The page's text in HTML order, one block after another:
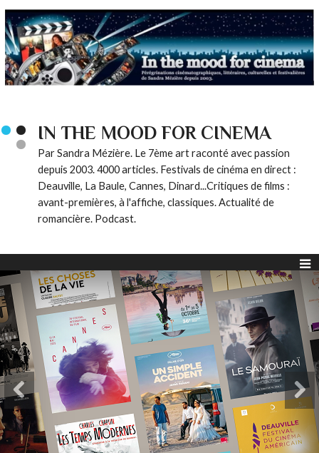
IN THE MOOD FOR CINEMA
Par Sandra Mézière. Le 7ème art raconté avec passion
depuis 2003. 4000 articles. Festivals de cinéma en direct :
Deauville, La Baule, Cannes, Dinard...Critiques de films :
avant-premières, à l'affiche, classiques. Actualité de
romancière. Podcast.